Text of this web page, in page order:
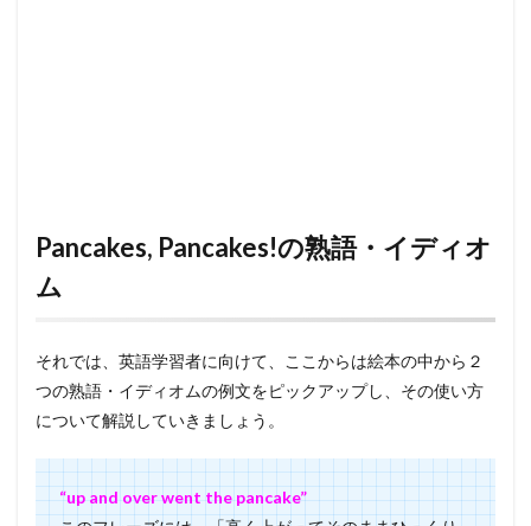
Pancakes, Pancakes!の熟語・イディオ
ム
それでは、英語学習者に向けて、ここからは絵本の中から２
つの熟語・イディオムの例文をピックアップし、その使い方
について解説していきましょう。
“up and over went the pancake”